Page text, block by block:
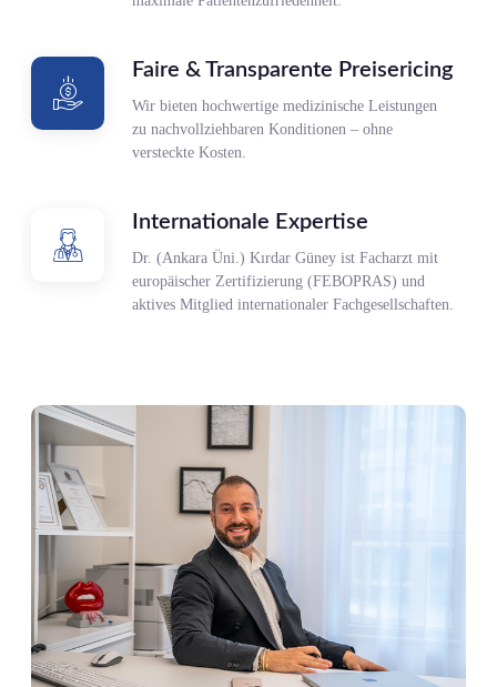
Faire & Transparente Preisericing
Wir bieten hochwertige medizinische Leistungen
zu nachvollziehbaren Konditionen – ohne
versteckte Kosten.
Internationale Expertise
Dr. (Ankara Üni.) Kırdar Güney ist Facharzt mit
europäischer Zertifizierung (FEBOPRAS) und
aktives Mitglied internationaler Fachgesellschaften.